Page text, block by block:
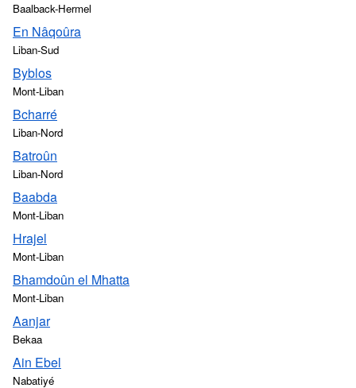
Baalback-Hermel
En Nâqoûra
Liban-Sud
Byblos
Mont-Liban
Bcharré
Liban-Nord
Batroûn
Liban-Nord
Baabda
Mont-Liban
Hrajel
Mont-Liban
Bhamdoûn el Mhatta
Mont-Liban
Aanjar
Bekaa
Ain Ebel
Nabatiyé